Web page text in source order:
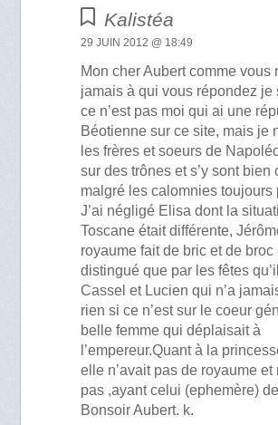
Kalistéa
29 JUIN 2012 @ 18:49
Mon cher Aubert comme vous
jamais à qui vous répondez je
ce n’est pas moi qui ai une
Béotienne sur ce site, mais je
les frères et soeurs de
sur des trônes et s’y sont bien
malgré les calomnies
J’ai négligé Elisa dont la
Toscane était différente,
royaume fait de bric et de broc
distingué que par les fêtes
Cassel et Lucien qui n’a
rien si ce n’est sur le coeur
belle femme qui déplaisait à
l’empereur.Quant à la
elle n’avait pas de royaume et
pas ,ayant celui (ephemère)
Bonsoir Aubert. k.